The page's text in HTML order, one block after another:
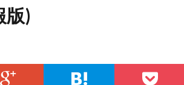
版)